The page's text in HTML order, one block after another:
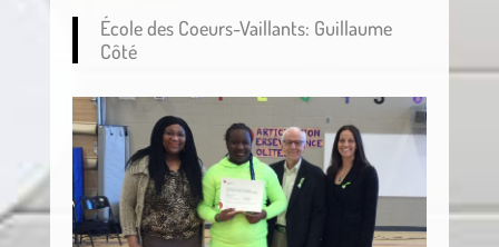
École des Coeurs-Vaillants: Guillaume
Côté